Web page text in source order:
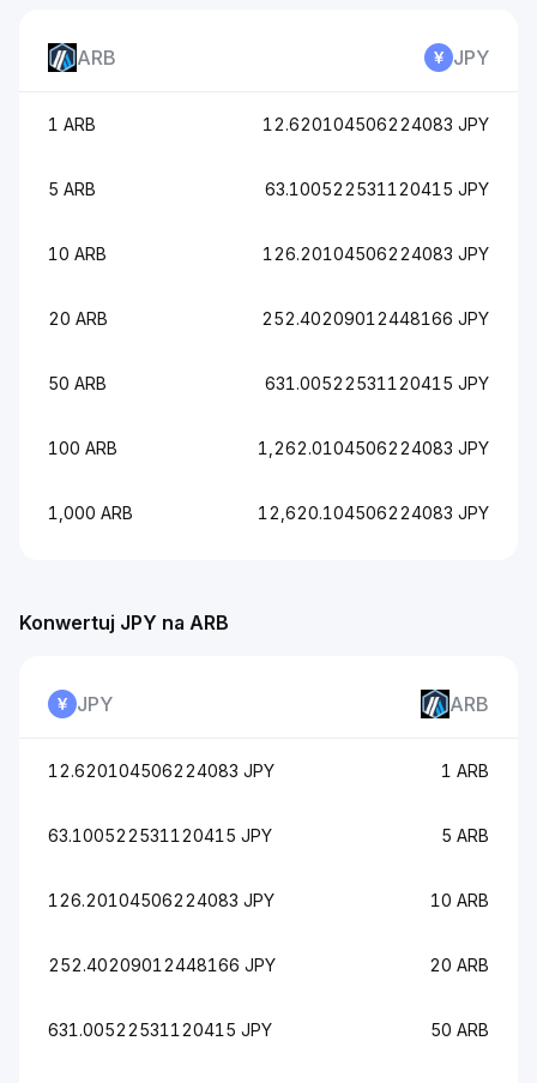
ARB JPY
1 ARB 12.620104506224083 JPY
5 ARB 63.100522531120415 JPY
10 ARB 126.20104506224083 JPY
20 ARB 252.40209012448166 JPY
50 ARB 631.00522531120415 JPY
100 ARB 1,262.0104506224083 JPY
1,000 ARB 12,620.104506224083 JPY
Konwertuj JPY na ARB
JPY ARB
12.620104506224083 JPY 1 ARB
63.100522531120415 JPY 5 ARB
126.20104506224083 JPY 10 ARB
252.40209012448166 JPY 20 ARB
631.00522531120415 JPY 50 ARB